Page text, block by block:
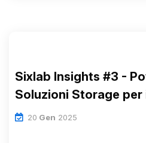
Sixlab Insights #3 -
Soluzioni Storage per
20 Gen 2025